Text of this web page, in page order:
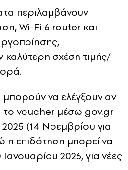
περιλαμβάνουν
Wi-Fi 6 router και
σχέση τιμής/
μπορούν να ελέγξουν αν
το voucher μέσω gov.gr
(14 Νοεμβρίου για
η επιδότηση μπορεί να
2026, για νέες